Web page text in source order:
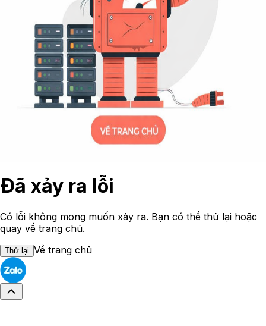
Đã xảy ra lỗi
Có lỗi không mong muốn xảy ra. Bạn có thể thử lại hoặc
quay về trang chủ.
Thử lại Về trang chủ